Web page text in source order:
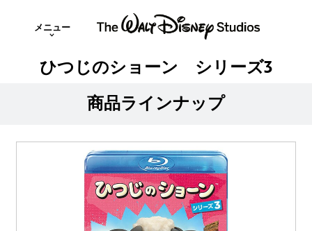
メニュー
ひつじのショーン シリーズ3
商品ラインナップ